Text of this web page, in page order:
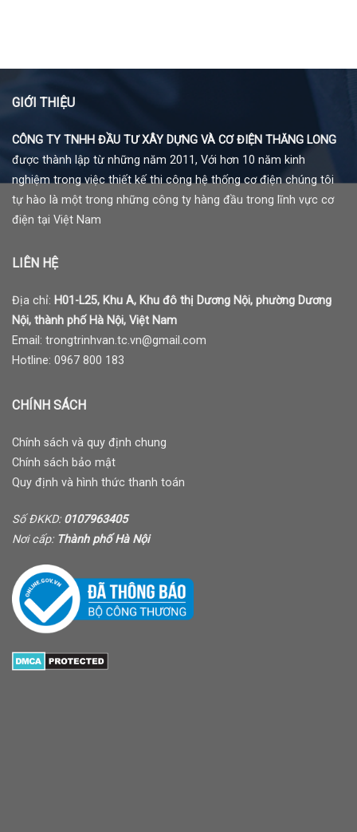
GIỚI THIỆU
CÔNG TY TNHH ĐẦU TƯ XÂY DỰNG VÀ CƠ ĐIỆN THĂNG LONG
được thành lập từ những năm 2011, Với hơn 10 năm kinh
nghiệm trong việc thiết kế thi công hệ thống cơ điện chúng tôi
tự hào là một trong những công ty hàng đầu trong lĩnh vực cơ
điện tại Việt Nam
LIÊN HỆ
Địa chỉ: H01-L25, Khu A, Khu đô thị Dương Nội, phường Dương
Nội, thành phố Hà Nội, Việt Nam
Email: trongtrinhvan.tc.vn@gmail.com
Hotline: 0967 800 183
CHÍNH SÁCH
Chính sách và quy định chung
Chính sách bảo mật
Quy định và hình thức thanh toán
Số ĐKKD: 0107963405
Nơi cấp: Thành phố Hà Nội